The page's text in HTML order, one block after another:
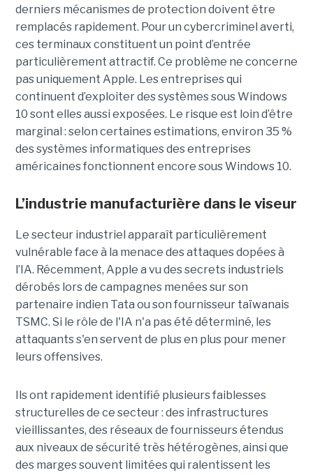
derniers mécanismes de protection doivent être
remplacés rapidement. Pour un cybercriminel averti,
ces terminaux constituent un point d’entrée
particulièrement attractif. Ce problème ne concerne
pas uniquement Apple. Les entreprises qui
continuent d’exploiter des systèmes sous Windows
10 sont elles aussi exposées. Le risque est loin d’être
marginal : selon certaines estimations, environ 35 %
des systèmes informatiques des entreprises
américaines fonctionnent encore sous Windows 10.
L’industrie manufacturière dans le viseur
Le secteur industriel apparaît particulièrement
vulnérable face à la menace des attaques dopées à
l’IA. Récemment, Apple a vu des secrets industriels
dérobés lors de campagnes menées sur son
partenaire indien Tata ou son fournisseur taïwanais
TSMC. Si le rôle de l'IA n'a pas été déterminé, les
attaquants s'en servent de plus en plus pour mener
leurs offensives.
Ils ont rapidement identifié plusieurs faiblesses
structurelles de ce secteur : des infrastructures
vieillissantes, des réseaux de fournisseurs étendus
aux niveaux de sécurité très hétérogènes, ainsi que
des marges souvent limitées qui ralentissent les